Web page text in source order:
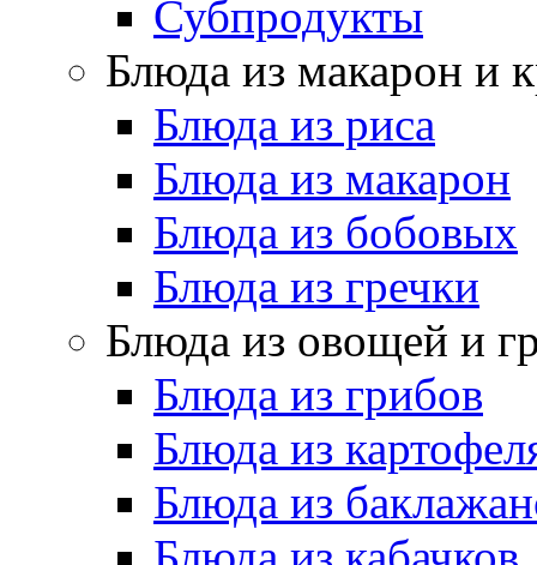
Субпродукты
Блюда из макарон и
Блюда из риса
Блюда из макарон
Блюда из бобовых
Блюда из гречки
Блюда из овощей и
Блюда из грибов
Блюда из
Блюда из